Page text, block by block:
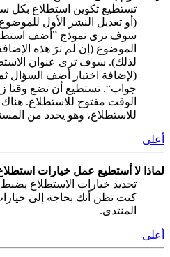
تستطيع تكوين استطلاع بكل
(أو تعديل النشر الأول
سوف ترى نموذج ”أضف
الموضوع (إن لم ترَ هذه
لذلك). سوف ترى عنوان
(لإضافة اختيار أضف
جواب“. تستطيع أن تضع وقتا
الوقت مفتوح للاستطلاع.
للاستطلاع، وهو يحدد من
أعلى
لماذا لا أستطيع عمل خيارات
تحديد خيارات الاستطلاع
كنت تظن أنك بحاجة إلى
المنتدى.
أعلى